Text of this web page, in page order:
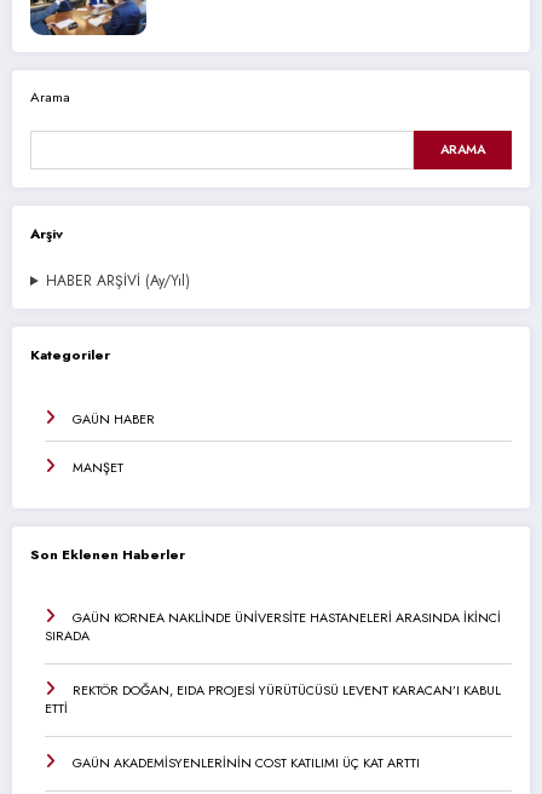
Arama
ARAMA
Arşiv
HABER ARŞİVİ (Ay/Yıl)
Kategoriler
GAÜN HABER
MANŞET
Son Eklenen Haberler
GAÜN KORNEA NAKLİNDE ÜNİVERSİTE HASTANELERİ ARASINDA İKİNCİ
SIRADA
REKTÖR DOĞAN, EIDA PROJESİ YÜRÜTÜCÜSÜ LEVENT KARACAN’I KABUL
ETTİ
GAÜN AKADEMİSYENLERİNİN COST KATILIMI ÜÇ KAT ARTTI